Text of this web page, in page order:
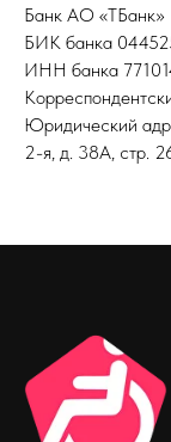
Банк АО «ТБанк»
БИК банка
ИНН банка
Юридический
2-я, д. 38А, стр.